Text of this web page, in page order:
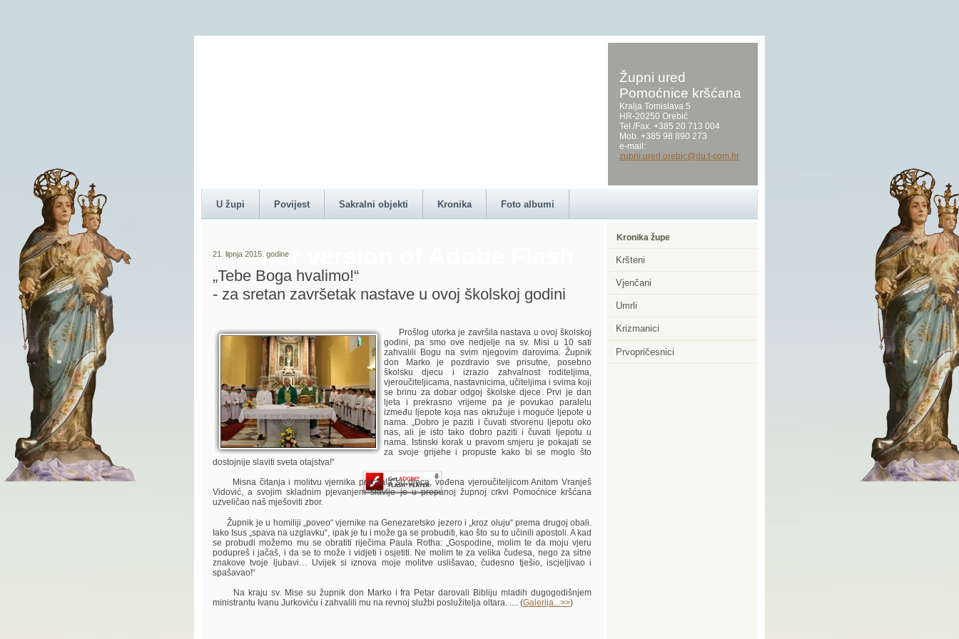
newer version of Adobe Flash
Player.
Župni ured
Pomoćnice kršćana
Kralja Tomislava 5
HR-20250 Orebić
Tel./Fax. +385 20 713 004
Mob. +385 98 890 273
e-mail:
zupni.ured.orebic@du.t-com.hr
U župi Povijest Sakralni objekti Kronika Foto albumi
Kronika župe
Kršteni
Vjenčani
Umrli
Krizmanici
Prvopričesnici
21. lipnja 2015. godine
„Tebe Boga hvalimo!“
- za sretan završetak nastave u ovoj školskoj godini
Prošlog utorka je završila nastava u ovoj školskoj
godini, pa smo ove nedjelje na sv. Misi u 10 sati
zahvalili Bogu na svim njegovim darovima. Župnik
don Marko je pozdravio sve prisutne, posebno
školsku djecu i izrazio zahvalnost roditeljima,
vjeroučiteljicama, nastavnicima, učiteljima i svima koji
se brinu za dobar odgoj školske djece. Prvi je dan
ljeta i prekrasno vrijeme pa je povukao paralelu
između ljepote koja nas okružuje i moguće ljepote u
nama. „Dobro je paziti i čuvati stvorenu ljepotu oko
nas, ali je isto tako dobro paziti i čuvati ljepotu u
nama. Istinski korak u pravom smjeru je pokajati se
za svoje grijehe i propuste kako bi se moglo što
dostojnije slaviti sveta otajstva!“
Misna čitanja i molitvu vjernika pročitala su djeca, vođena vjeroučiteljicom Anitom Vranješ
Vidović, a svojim skladnim pjevanjem slavlje je u prepunoj župnoj crkvi Pomoćnice kršćana
uzveličao naš mješoviti zbor.
Župnik je u homiliji „poveo“ vjernike na Genezaretsko jezero i „kroz oluju“ prema drugoj obali.
Iako Isus „spava na uzglavku“, ipak je tu i može ga se probuditi, kao što su to učinili apostoli. A kad
se probudi možemo mu se obratiti riječima Paula Rotha: „Gospodine, molim te da moju vjeru
podupreš i jačaš, i da se to može i vidjeti i osjetiti. Ne molim te za velika čudesa, nego za sitne
znakove tvoje ljubavi… Uvijek si iznova moje molitve uslišavao, čudesno tješio, iscjeljivao i
spašavao!“
Na kraju sv. Mise su župnik don Marko i fra Petar darovali Bibliju mladih dugogodišnjem
ministrantu Ivanu Jurkoviću i zahvalili mu na revnoj službi poslužitelja oltara. .... (Galerija...>>)